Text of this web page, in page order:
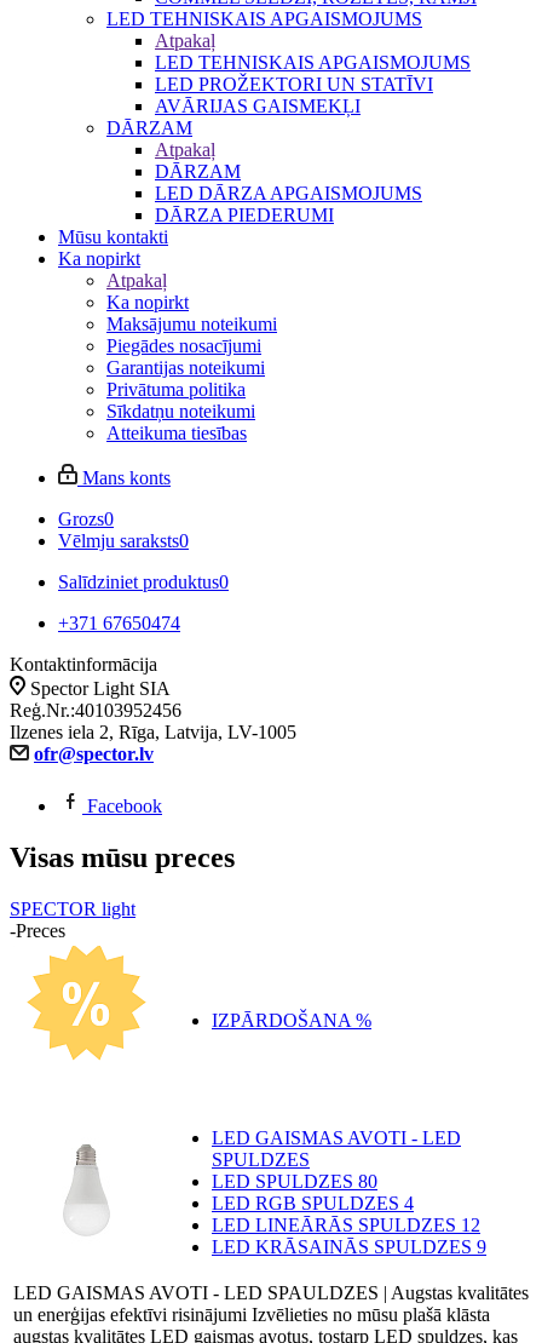
LED TEHNISKAIS APGAISMOJUMS
Atpakaļ
LED TEHNISKAIS APGAISMOJUMS
LED PROŽEKTORI UN STATĪVI
AVĀRIJAS GAISMEKĻI
DĀRZAM
Atpakaļ
DĀRZAM
LED DĀRZA APGAISMOJUMS
DĀRZA PIEDERUMI
Mūsu kontakti
Ka nopirkt
Atpakaļ
Ka nopirkt
Maksājumu noteikumi
Piegādes nosacījumi
Garantijas noteikumi
Privātuma politika
Sīkdatņu noteikumi
Atteikuma tiesības
Mans konts
Grozs0
Vēlmju saraksts0
Salīdziniet produktus0
+371 67650474
Kontaktinformācija
Spector Light SIA
Reģ.Nr.:40103952456
Ilzenes iela 2, Rīga, Latvija, LV-1005
ofr@spector.lv
Facebook
Visas mūsu preces
SPECTOR light
-Preces
IZPĀRDOŠANA %
LED GAISMAS AVOTI - LED
SPULDZES
LED SPULDZES 80
LED RGB SPULDZES 4
LED LINEĀRĀS SPULDZES 12
LED KRĀSAINĀS SPULDZES 9
LED GAISMAS AVOTI - LED SPAULDZES | Augstas kvalitātes
un enerģijas efektīvi risinājumi Izvēlieties no mūsu plašā klāsta
augstas kvalitātes LED gaismas avotus, tostarp LED spuldzes, kas